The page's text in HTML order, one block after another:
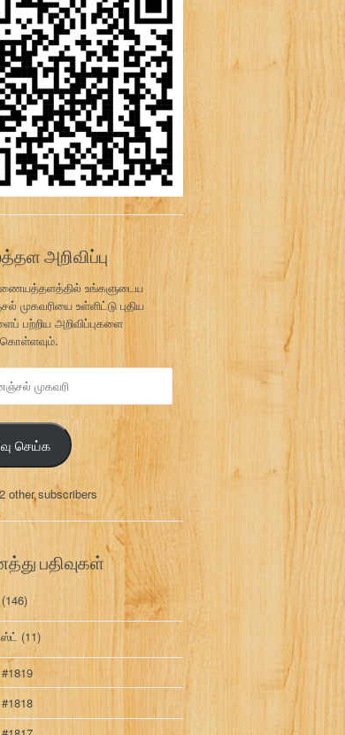
அறிவிப்பு
உங்களுடைய
முகவரியை உள்ளிட்டு புதிய
பற்றிய அறிவிப்புகளை
செய்க
other subscribers
பதிவுகள்
(146)
(11)